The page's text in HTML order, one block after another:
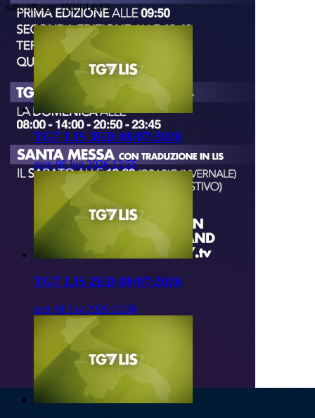
sab, 08 ago 2026 14:19
TG7 LIS 3ED 08/07/2026
mer, 08 lug 2026 13:55
TG7 LIS 2ED 08/07/2026
mer, 08 lug 2026 13:50